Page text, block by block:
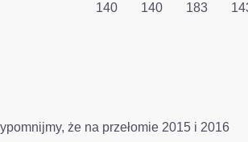
140 140 183
że na przełomie 2015 i 2016